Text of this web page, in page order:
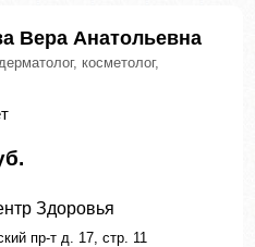
Вера Анатольевна
косметолог,
Здоровья
пр-т д. 17, стр. 11